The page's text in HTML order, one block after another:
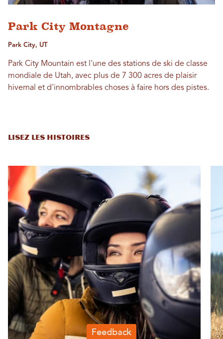
Park City Montagne
Park City, UT
Park City Mountain est l'une des stations de ski de classe
mondiale de Utah, avec plus de 7 300 acres de plaisir
hivernal et d'innombrables choses à faire hors des pistes.
LISEZ LES HISTOIRES